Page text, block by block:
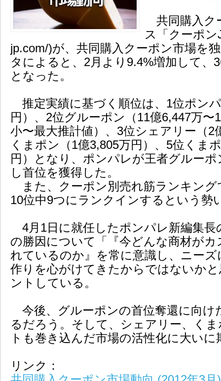
共同購入ク
ス「クーポ
jp.com/)が、共同購入クーポン市場を
タによると、2月より9.4%増加して、
となった。
推定実績に基づく順位は、1位ポン
円）、2位グルーポン（11億6,447万〜
小〜最大推計値）、3位シェアリー（2
くまポン（1億3,805万円）、5位くま
円）となり、ポンパレが王者グルー
し首位を獲得した。
また、クーポン別売れ筋ランキング
10位中9つにランクインするという勢
4月1日に就任したポンパレ新編集長
の勝因について「『今どんな商材が
れているのか』を常に意識し、ニー
作りを心がけてきたからではないか
ントしている。
今後、グルーポンの首位奪還に向け
るだろう。そして、シェアリー、く
トも巻き込んだ市場の活性化に大いに
リンク：